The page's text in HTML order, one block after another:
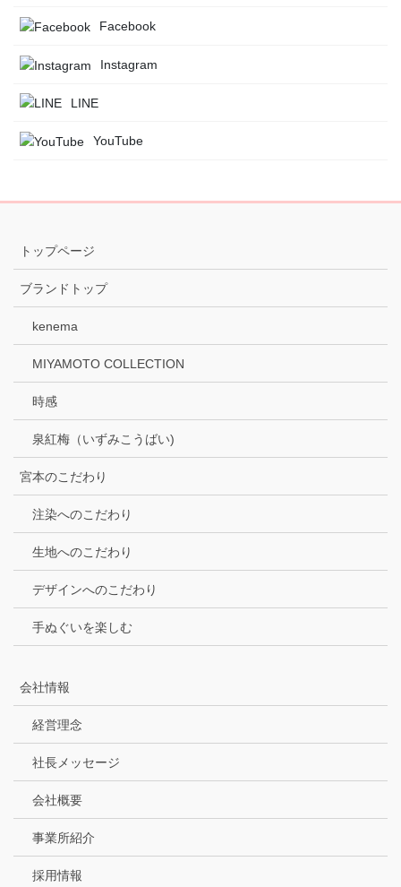
Facebook
Instagram
LINE
YouTube
トップページ
ブランドトップ
kenema
MIYAMOTO COLLECTION
時感
泉紅梅（いずみこうばい)
宮本のこだわり
注染へのこだわり
生地へのこだわり
デザインへのこだわり
手ぬぐいを楽しむ
会社情報
経営理念
社長メッセージ
会社概要
事業所紹介
採用情報